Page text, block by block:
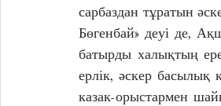
сарбаздан тұратын
Бөгенбай» деуі де,
батырды халықтың
ерлік, әскер басылық
казак-орыстармен